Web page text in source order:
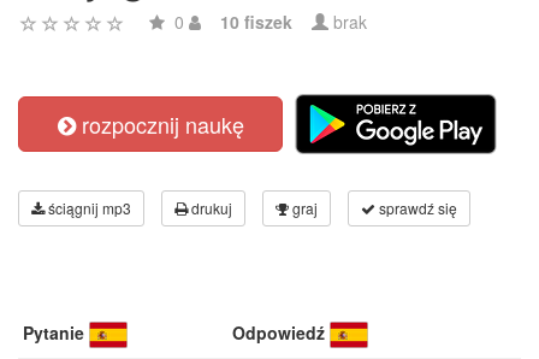
0 10 fiszek brak
rozpocznij naukę
ściągnij mp3 drukuj graj sprawdź się
Pytanie Odpowiedź